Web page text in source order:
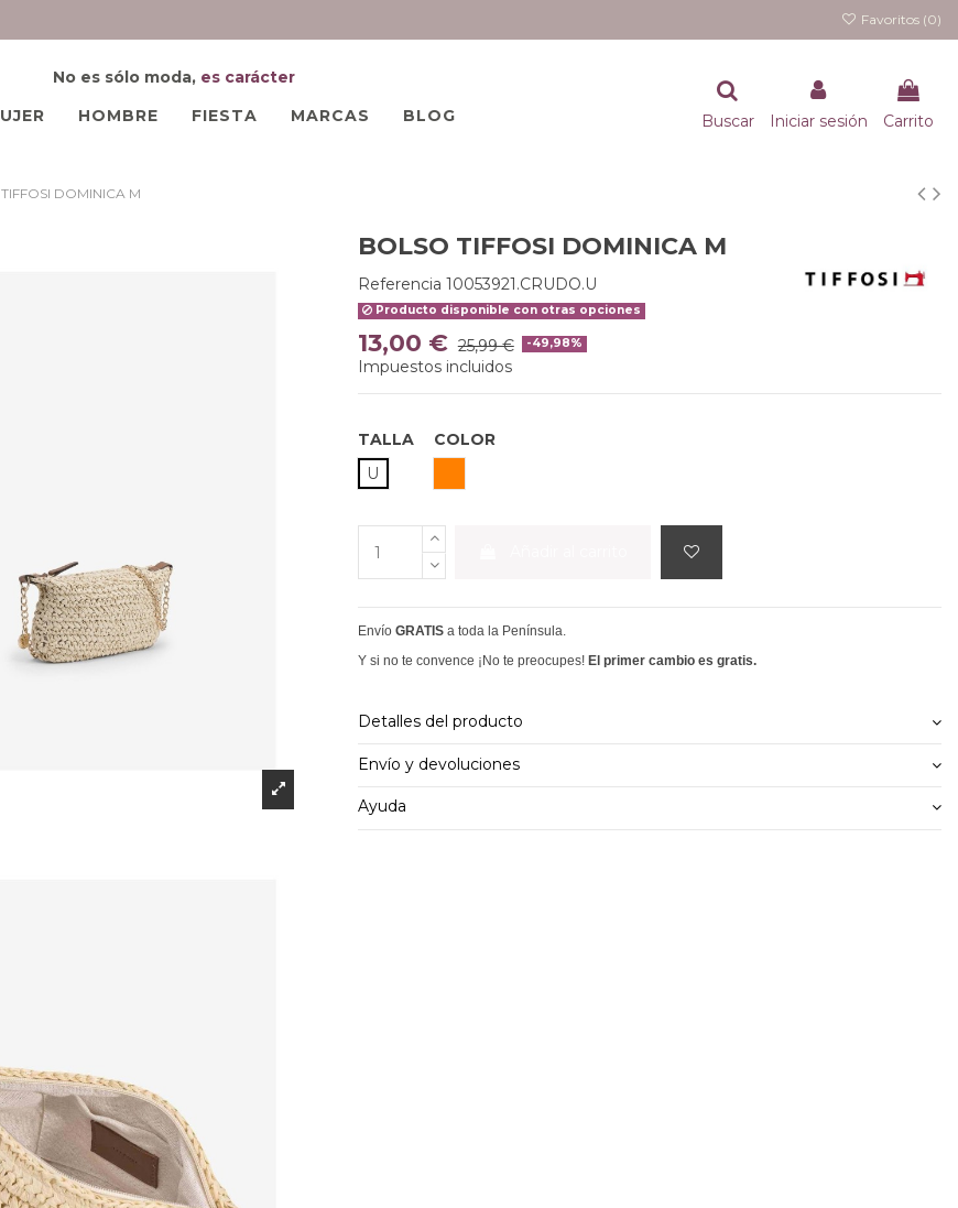
Favoritos (0)
No es sólo moda, es carácter
HOMBRE FIESTA MARCAS BLOG Buscar Iniciar sesión Carrito
DOMINICA M
BOLSO TIFFOSI DOMINICA M
Referencia 10053921.CRUDO.U
Producto disponible con otras opciones
13,00 € 25,99 € -49,98%
Impuestos incluidos
TALLA
U
COLOR
Envío GRATIS a toda la Península.
Y si no te convence ¡No te preocupes! El primer cambio es gratis.
Detalles del producto
Envío y devoluciones
Ayuda